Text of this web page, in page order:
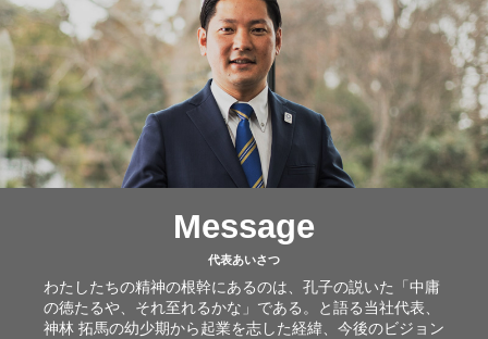
Message
代表あいさつ
わたしたちの精神の根幹にあるのは、孔子の説いた「中庸
の徳たるや、それ至れるかな」である。と語る当社代表、
神林 拓馬の幼少期から起業を志した経緯、今後のビジョン